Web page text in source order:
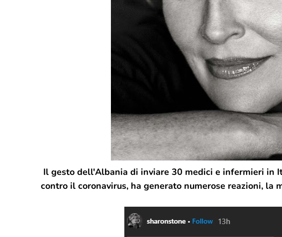
Il gesto dell'Albania di inviare 30 medici e infermieri in
contro il coronavirus, ha generato numerose reazioni, la